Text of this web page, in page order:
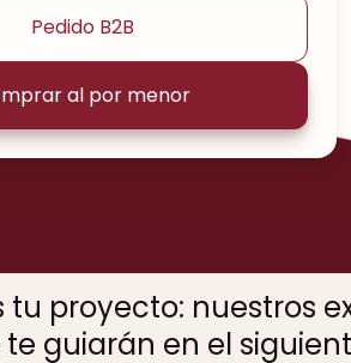
Pedido B2B
al por menor
tu proyecto: nuestros
guiarán en el